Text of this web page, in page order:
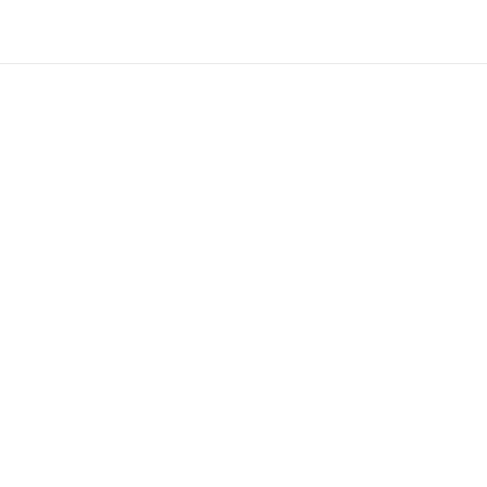
Niczym serce bramy wprawia ją w ruch,
rozmiarów, ciężaru,
lecz także we wspólnotach
pracy, dzięki czemu są